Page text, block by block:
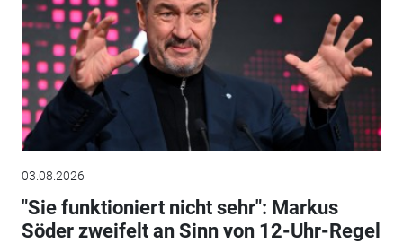
03.08.2026
"Sie funktioniert nicht sehr": Markus
Söder zweifelt an Sinn von 12-Uhr-Regel